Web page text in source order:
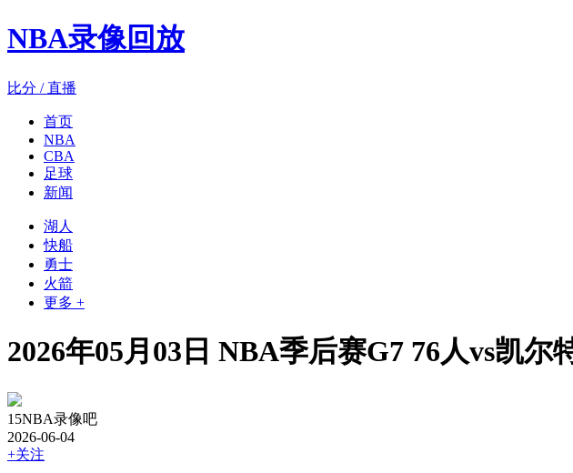
NBA录像回放
比分 / 直播
首页
NBA
CBA
足球
新闻
湖人
快船
勇士
火箭
更多 +
2026年05月03日 NBA季后赛G7 76人vs凯尔
15NBA录像吧
2026-06-04
+关注